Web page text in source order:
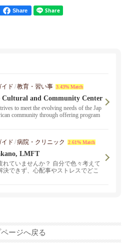
Share
イド /教育・習い事 3.43% Match
Cultural and Community Center
California
to meet the evolving needs of the Jap
community through offering program
イド /病院・クリニック 2.61% Match
LMFT
れていませんか？ 自分で色々考えて
決できず、心配事やストレスでどこ
月１日より通常業務となります。お
メールでご連絡をください。
ージへ戻る